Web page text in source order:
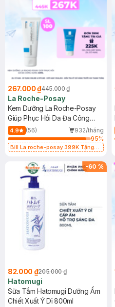
267.000 ₫445.000 ₫
La Roche-Posay
Kem Dưỡng La Roche-Posay
Giúp Phục Hồi Da Đa Công
Dụng 40ml
4.9 (56)
932/tháng
95%
Bill La roche-posay 399K Tặng
(SL có hạn)
-60 %
82.000 ₫205.000 ₫
Hatomugi
Sữa Tắm Hatomugi Dưỡng Ẩm
Chiết Xuất Ý Dĩ 800ml